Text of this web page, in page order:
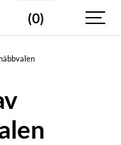
(0)